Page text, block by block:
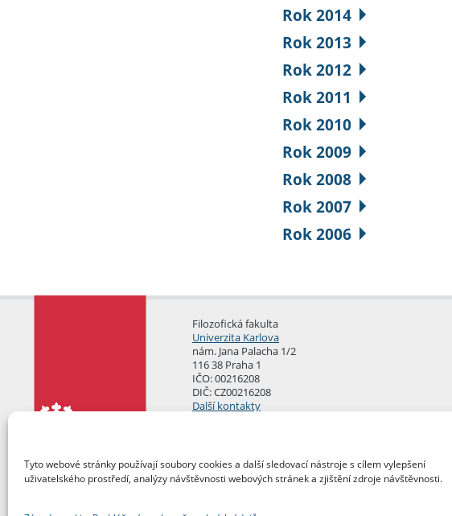
Tyto webové stránky používají soubory cookies a další sledovací nástroje s cílem vylepšení
uživatelského prostředí, analýzy návštěvnosti webových stránek a zjištění zdroje návštěvnosti.
Rok 2014
Rok 2013
Rok 2012
Rok 2011
Rok 2010
Rok 2009
Rok 2008
Rok 2007
Rok 2006
Filozofická fakulta
Univerzita Karlova
nám. Jana Palacha 1/2
116 38 Praha 1
IČO: 00216208
DIČ: CZ00216208
Další kontakty